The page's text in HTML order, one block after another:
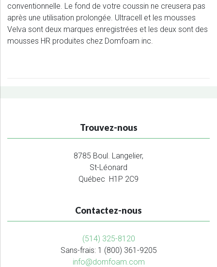
conventionnelle. Le fond de votre coussin ne creusera pas
après une utilisation prolongée. Ultracell et les mousses
Velva sont deux marques enregistrées et les deux sont des
mousses HR produites chez Domfoam inc.
Trouvez-nous
8785 Boul. Langelier,
St-Léonard
Québec H1P 2C9
Contactez-nous
(514) 325-8120
Sans-frais: 1 (800) 361-9205
info@domfoam.com